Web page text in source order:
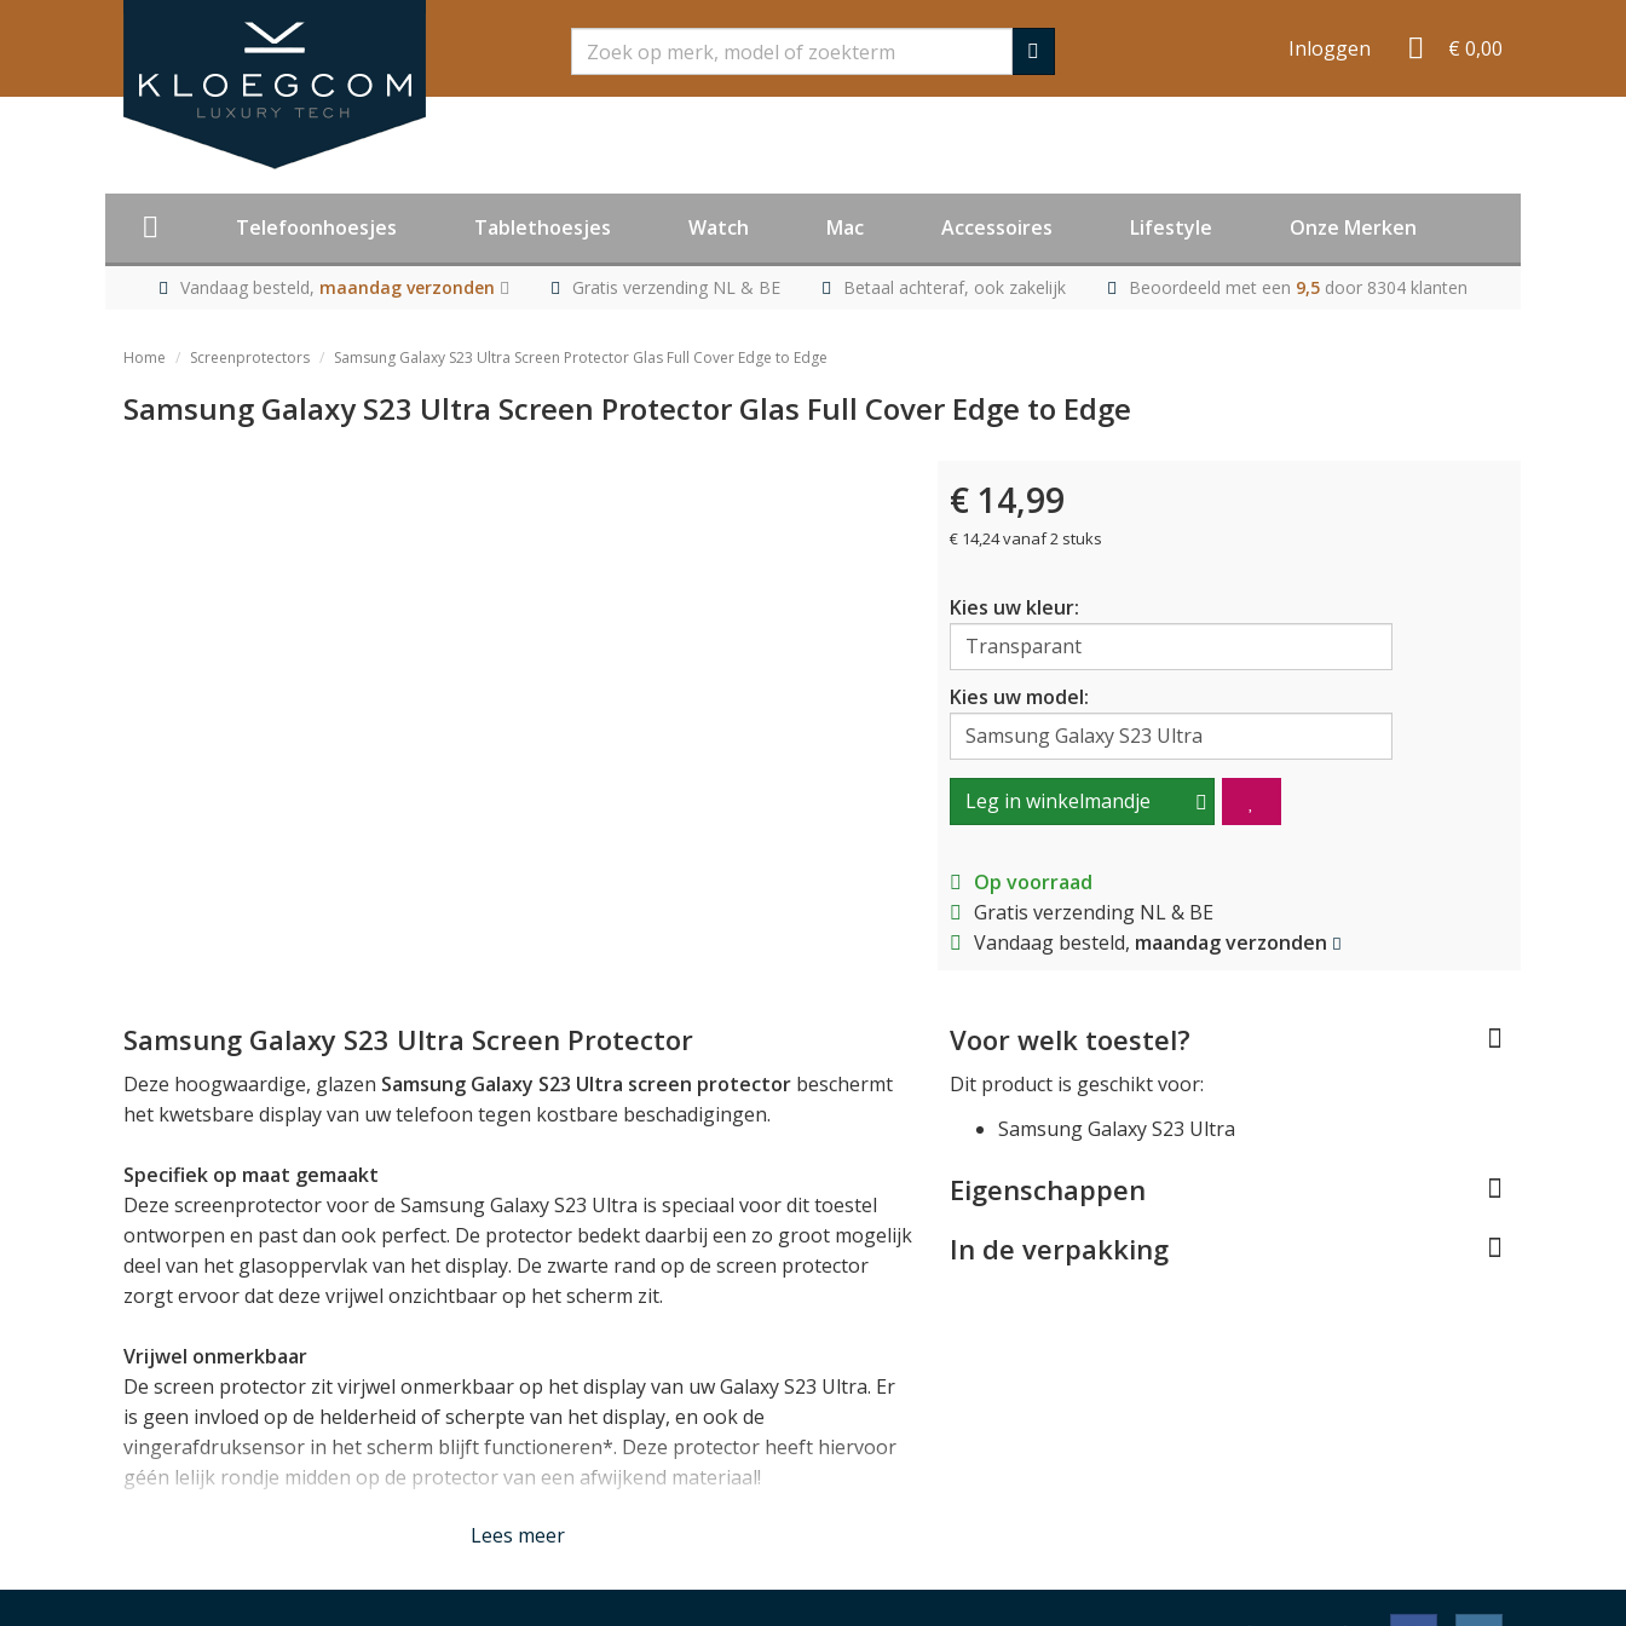
Zoeken Inloggen € 0,00
Telefoonhoesjes Tablethoesjes Watch Mac Accessoires Lifestyle Onze Merken
Vandaag besteld, maandag verzonden Gratis verzending NL & BE Betaal achteraf, ook zakelijk Beoordeeld met een 9,5 door 8304 klanten
Home Screenprotectors Samsung Galaxy S23 Ultra Screen Protector Glas Full Cover Edge to Edge
Samsung Galaxy S23 Ultra Screen Protector Glas Full Cover Edge to Edge
€ 14,99
€ 14,24 vanaf 2 stuks
Kies uw kleur:
Kies uw model:
Leg in winkelmandje
Op voorraad
Gratis verzending NL & BE
Vandaag besteld, maandag verzonden
Samsung Galaxy S23 Ultra Screen Protector
Deze hoogwaardige, glazen Samsung Galaxy S23 Ultra screen protector beschermt
het kwetsbare display van uw telefoon tegen kostbare beschadigingen.
Specifiek op maat gemaakt
Deze screenprotector voor de Samsung Galaxy S23 Ultra is speciaal voor dit toestel
ontworpen en past dan ook perfect. De protector bedekt daarbij een zo groot mogelijk
deel van het glasoppervlak van het display. De zwarte rand op de screen protector
zorgt ervoor dat deze vrijwel onzichtbaar op het scherm zit.
Vrijwel onmerkbaar
De screen protector zit virjwel onmerkbaar op het display van uw Galaxy S23 Ultra. Er
is geen invloed op de helderheid of scherpte van het display, en ook de
vingerafdruksensor in het scherm blijft functioneren*. Deze protector heeft hiervoor
géén lelijk rondje midden op de protector van een afwijkend materiaal!
Samsung Galaxy S23 Ultra hoesje gebruikt kan worden.
Lees meer
Voor welk toestel?
Dit product is geschikt voor:
Samsung Galaxy S23 Ultra
Eigenschappen
In de verpakking